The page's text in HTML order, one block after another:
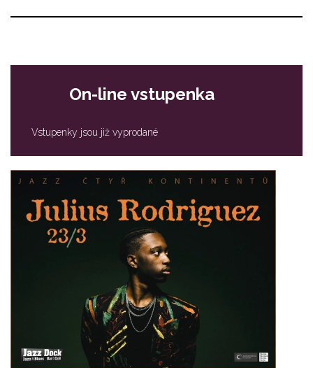
On-line vstupenka
Vstupenky jsou již vyprodané